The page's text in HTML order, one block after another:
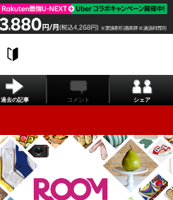
過去の記事 コメント シェア